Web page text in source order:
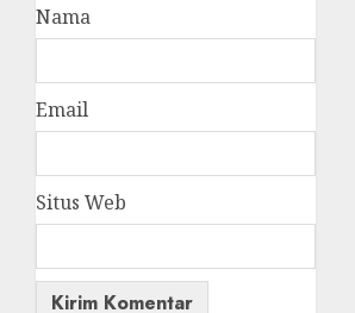
Nama
Email
Situs Web